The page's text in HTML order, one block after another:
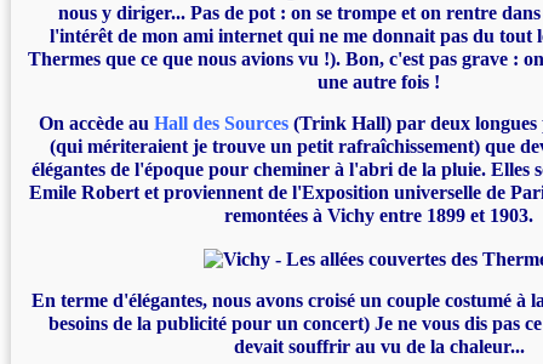
nous y diriger... Pas de pot : on se trompe et on rentre
l'intérêt de mon ami internet qui ne me donnait pas du tout
Thermes que ce que nous avions vu !). Bon, c'est pas grave :
une autre fois !
On accède au Hall des Sources (Trink Hall) par deux longues
(qui mériteraient je trouve un petit rafraîchissement) que
élégantes de l'époque pour cheminer à l'abri de la pluie. Elles
Emile Robert et proviennent de l'Exposition universelle de
remontées à Vichy entre 1899 et 1903.
En terme d'élégantes, nous avons croisé un couple costumé à
besoins de la publicité pour un concert) Je ne vous dis pas
devait souffrir au vu de la chaleur...